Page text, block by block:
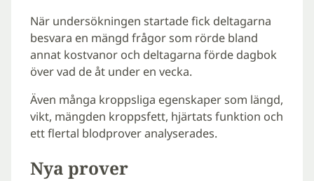
När undersökningen startade fick deltagarna
besvara en mängd frågor som rörde bland
annat kostvanor och deltagarna förde dagbok
över vad de åt under en vecka.
Även många kroppsliga egenskaper som längd,
vikt, mängden kroppsfett, hjärtats funktion och
ett flertal blodprover analyserades.
Nya prover